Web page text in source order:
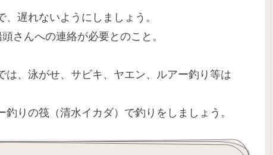
遅れないようにしましょう。
さんへの連絡が必要とのこと。
、泳がせ、サビキ、ヤエン、ルアー釣り等は
りの筏（清水イカダ）で釣りをしましょう。